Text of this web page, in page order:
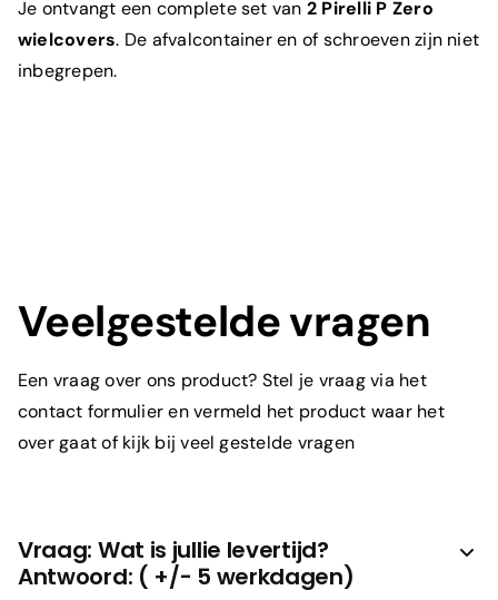
Je ontvangt een complete set van 2 Pirelli P Zero
wielcovers. De afvalcontainer en of schroeven zijn niet
inbegrepen.
Veelgestelde vragen
Een vraag over ons product? Stel je vraag via het
contact formulier en vermeld het product waar het
over gaat of kijk bij veel gestelde vragen
Vraag: Wat is jullie levertijd?
Antwoord: ( +/- 5 werkdagen)
Om welk product gaat het?
Toelichting